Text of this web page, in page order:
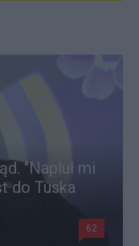
"Napluł mi
do Tuska
62